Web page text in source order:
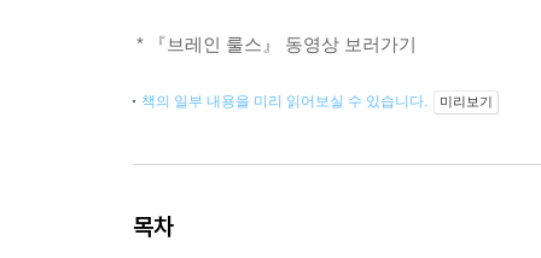
* 『브레인 룰스』 동영상 보러가기
책의 일부 내용을 미리 읽어보실 수 있습니다. 미리보기
목차